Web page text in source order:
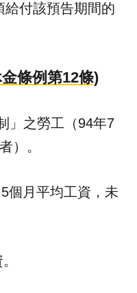
給付該預告期間的
條例第12條)
」之勞工（94年7
）。
個月平均工資，未